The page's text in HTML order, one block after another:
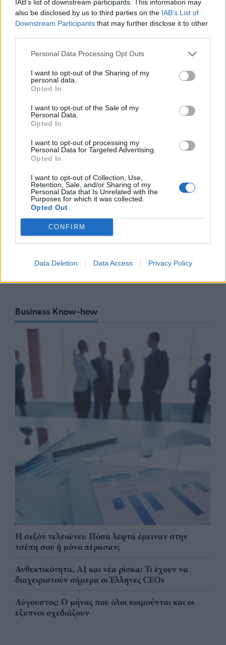
IAB’s list of downstream participants. This information may
also be disclosed by us to third parties on the IAB’s List of
Downstream Participants that may further disclose it to other
Personal Data Processing Opt Outs
I want to opt-out of the Sharing of my
personal data.
Opted In
I want to opt-out of the Sale of my
Personal Data.
Opted In
I want to opt-out of processing my
Personal Data for Targeted Advertising.
Opted In
I want to opt-out of Collection, Use,
Retention, Sale, and/or Sharing of my
Personal Data that Is Unrelated with the
Purposes for which it was collected.
Opted Out
CONFIRM
Data Deletion Data Access Privacy Policy
07/08/26|12:02
Πάνω από 1.500 έλεγχοι σε
από το Εθνικό Πρόγραμμα
Σαμοθράκη: Σε λειτουργία η
για το ειδικό πρόγραμμα στήριξης
επιχειρήσεων
06/08/26 |18:07
Δυτική Αττική: Έργα
αποκατάστασης 113.000
στρεμμάτων μετά την πυρκαγιά –
06/08/26
Business Know-how
Η σεζόν τελειώνει: Πόσα λεφτά έμειναν στην
τσέπη σου ή μόνο πέρασαν;
Ανθεκτικότητα, AI και νέα ρίσκα: Τι έχουν να
διαχειριστούν σήμερα οι Έλληνες CEOs
Αύγουστος: Ο μήνας που όλοι κοιμούνται και οι
έξυπνοι σχεδιάζουν